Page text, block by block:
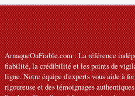
ArnaqueOuFiable.com : La référence
fiabilité, la crédibilité et les points de
ligne. Notre équipe d'experts vous aide à
rigoureuse et des témoignages